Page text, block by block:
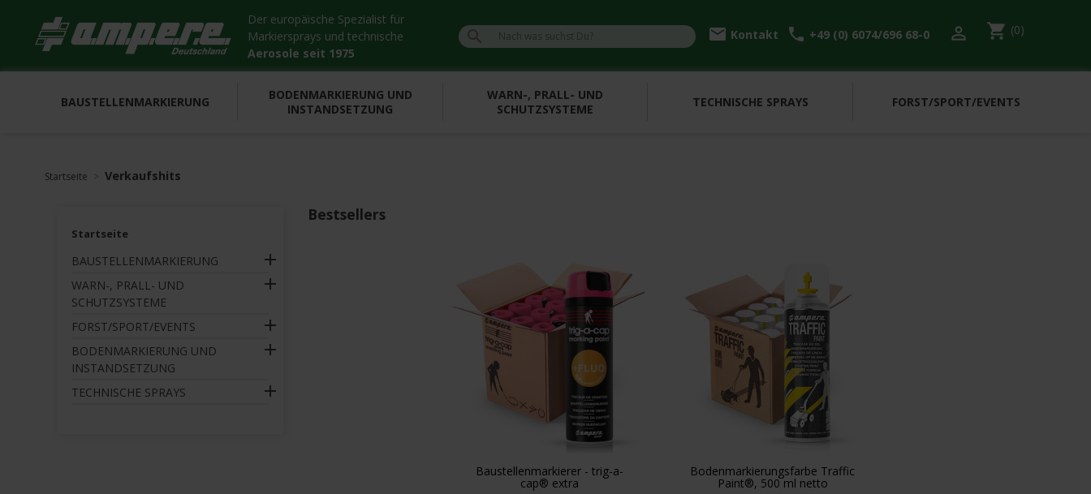
Der europäische Spezialist für
Markiersprays und technische
Aerosole seit 1975
 email Kontakt call +49 (0) 6074/696 68-0  shopping_cart (0)
BAUSTELLENMARKIERUNG
BODENMARKIERUNG UND
INSTANDSETZUNG
WARN-, PRALL- UND
SCHUTZSYSTEME
TECHNISCHE SPRAYS FORST/SPORT/EVENTS
Startseite Verkaufshits
Startseite
BAUSTELLENMARKIERUNG 
WARN-, PRALL- UND
SCHUTZSYSTEME

FORST/SPORT/EVENTS 
BODENMARKIERUNG UND
INSTANDSETZUNG

TECHNISCHE SPRAYS 
Bestsellers
Baustellenmarkierer - trig-a-
cap® extra
Vorschau
Bodenmarkierungsfarbe Traffic
Paint®, 500 ml netto
Vorschau